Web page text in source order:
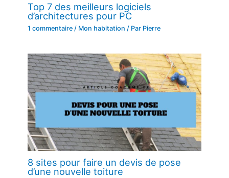
Top 7 des meilleurs logiciels
d’architectures pour PC
1 commentaire / Mon habitation / Par Pierre
8 sites pour faire un devis de pose
d’une nouvelle toiture